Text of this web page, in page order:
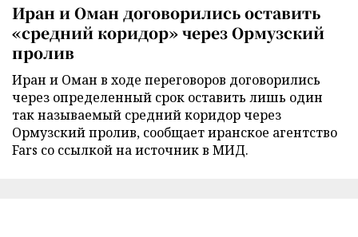
Иран и Оман договорились оставить
«средний коридор» через Ормузский
пролив
Иран и Оман в ходе переговоров договорились
через определенный срок оставить лишь один
так называемый средний коридор через
Ормузский пролив, сообщает иранское агентство
Fars со ссылкой на источник в МИД.